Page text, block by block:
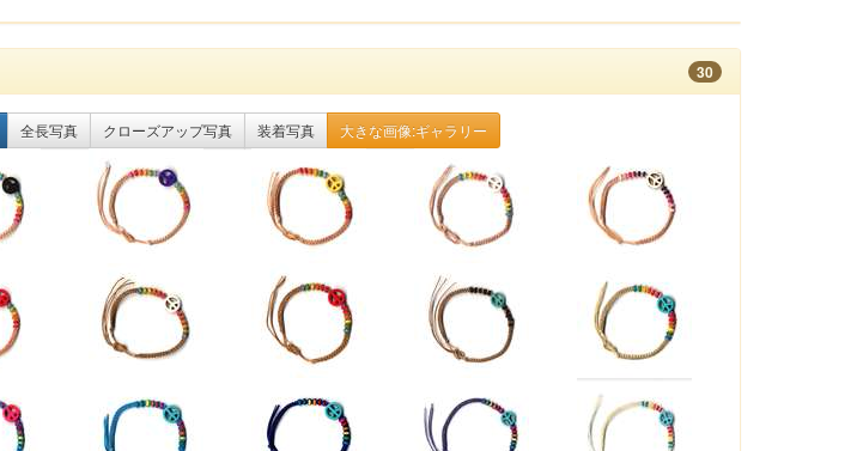
30
全長写真 クローズアップ写真 装着写真 大きな画像:ギャラリー